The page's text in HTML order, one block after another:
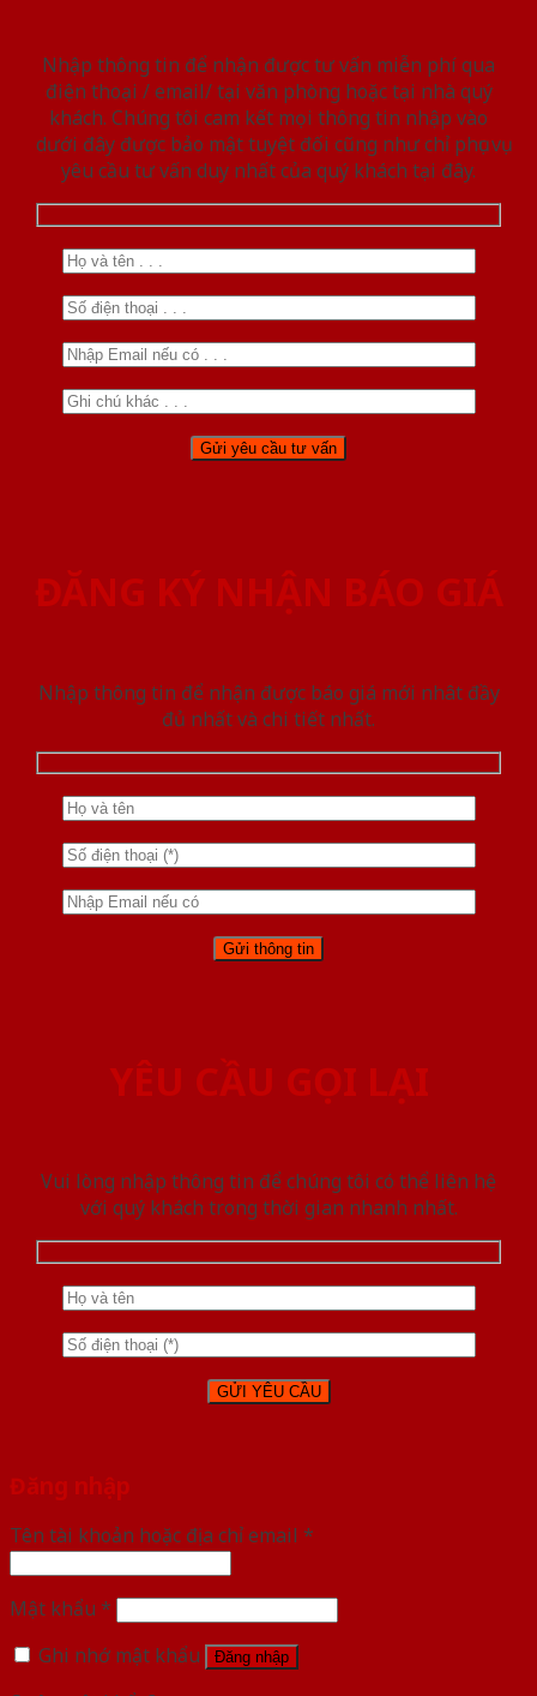
Nhập thông tin để nhận được tư vấn miễn phí qua
điện thoại / email/ tại văn phòng hoặc tại nhà quý
khách. Chúng tôi cam kết mọi thông tin nhập vào
dưới đây được bảo mật tuyệt đối cũng như chỉ phục vụ
yêu cầu tư vấn duy nhất của quý khách tại đây.
ĐĂNG KÝ NHẬN BÁO GIÁ
Nhập thông tin để nhận được báo giá mới nhât đầy
đủ nhất và chi tiết nhất.
YÊU CẦU GỌI LẠI
Vui lòng nhập thông tin để chúng tôi có thể liên hệ
với quý khách trong thời gian nhanh nhất.
Đăng nhập
Tên tài khoản hoặc địa chỉ email *
Mật khẩu *
Ghi nhớ mật khẩu
Đăng nhập